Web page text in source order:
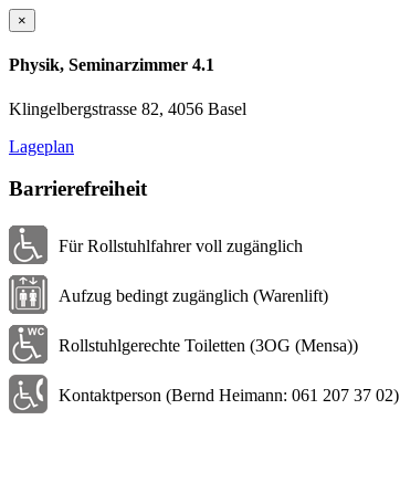
×
Physik, Seminarzimmer 4.1
Klingelbergstrasse 82, 4056 Basel
Lageplan
Barrierefreiheit
Für Rollstuhlfahrer voll zugänglich
Aufzug bedingt zugänglich (Warenlift)
Rollstuhlgerechte Toiletten (3OG (Mensa))
Kontaktperson (Bernd Heimann: 061 207 37 02)